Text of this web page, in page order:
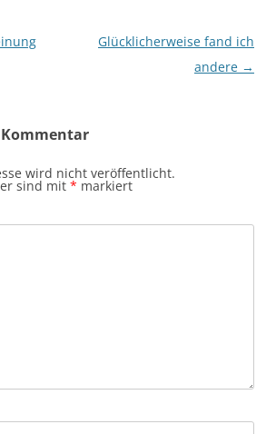
Glücklicherweise fand ich
andere →
wird nicht veröffentlicht.
sind mit * markiert